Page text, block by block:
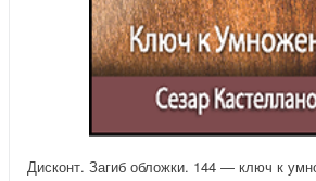
Дисконт. Загиб обложки. 144 — ключ к